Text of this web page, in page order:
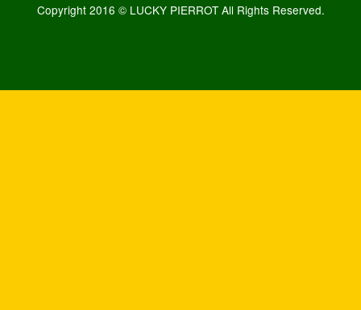
Copyright 2016 © LUCKY PIERROT All Rights Reserved.